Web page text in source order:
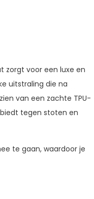
zorgt voor een luxe en
uitstraling die na
van een zachte TPU-
tegen stoten en
te gaan, waardoor je